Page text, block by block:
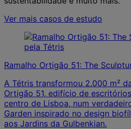
Ver mais casos de estudo
Ramalho Ortigão 51: The
A Tétris transformou 2.000 m²
Ortigão 51, edifício de
centro de Lisboa, num
Garden inspirado no design
aos Jardins da Gulbenkian.